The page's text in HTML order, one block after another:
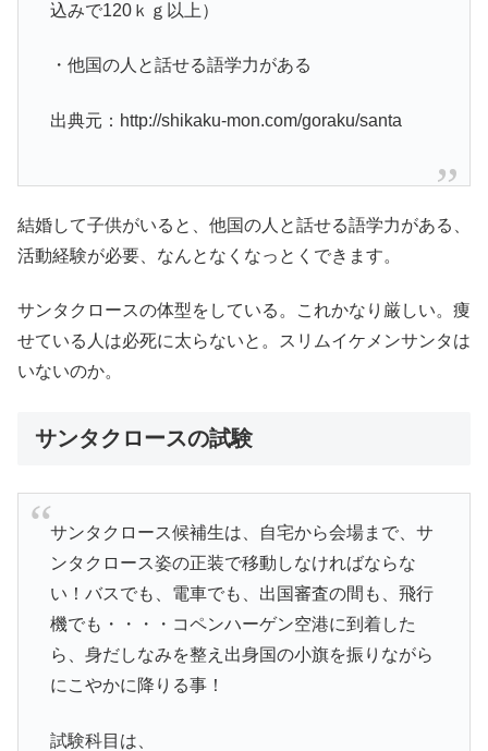
込みで120ｋｇ以上）
・他国の人と話せる語学力がある
出典元：http://shikaku-mon.com/goraku/santa
結婚して子供がいると、他国の人と話せる語学力がある、
活動経験が必要、なんとなくなっとくできます。
サンタクロースの体型をしている。これかなり厳しい。痩
せている人は必死に太らないと。スリムイケメンサンタは
いないのか。
サンタクロースの試験
サンタクロース候補生は、自宅から会場まで、サ
ンタクロース姿の正装で移動しなければならな
い！バスでも、電車でも、出国審査の間も、飛行
機でも・・・・コペンハーゲン空港に到着した
ら、身だしなみを整え出身国の小旗を振りながら
にこやかに降りる事！
試験科目は、